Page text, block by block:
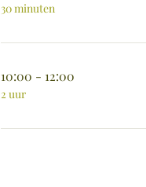
30 minuten
10:00 - 12:00
2 uur